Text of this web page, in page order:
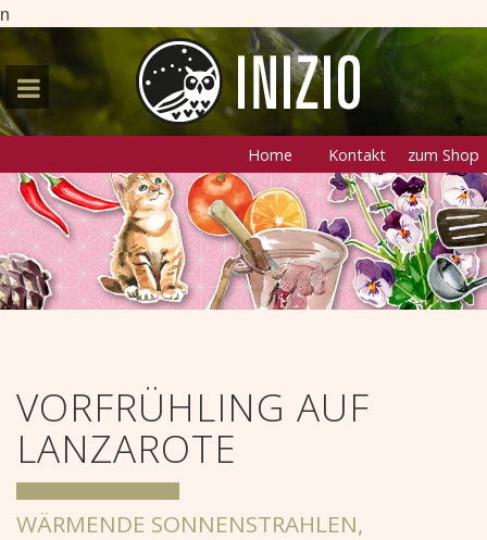
n
Home Kontakt zum Shop
VORFRÜHLING AUF
LANZAROTE
WÄRMENDE SONNENSTRAHLEN,